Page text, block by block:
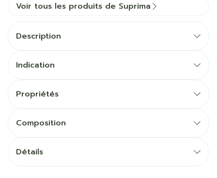
Voir tous les produits de Suprima
Description
Indication
Propriétés
facile à enfiler et à défaire
raccourcit le temps des soins
Coloris
Composition
Détails